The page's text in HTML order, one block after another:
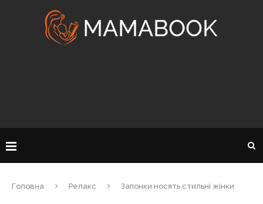
Головна Релакс Запонки носять стильні жінки